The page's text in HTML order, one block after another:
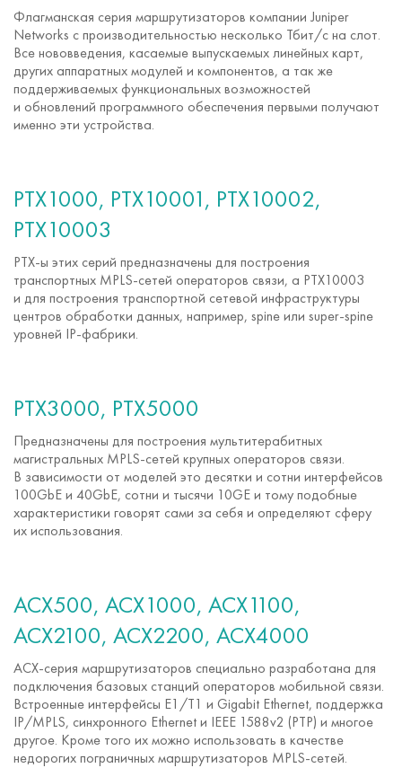
Флагманская серия маршрутизаторов компании Juniper
Networks с производительностью несколько Тбит/с на слот.
Все нововведения, касаемые выпускаемых линейных карт,
других аппаратных модулей и компонентов, а так же
поддерживаемых функциональных возможностей
и обновлений программного обеспечения первыми получают
именно эти устройства.
PTX1000, PTX10001, PTX10002,
PTX10003
PTX-ы этих серий предназначены для построения
транспортных MPLS-сетей операторов связи, а PTX10003
и для построения транспортной сетевой инфраструктуры
центров обработки данных, например, spine или super-spine
уровней IP-фабрики.
PTX3000, PTX5000
Предназначены для построения мультитерабитных
магистральных MPLS-сетей крупных операторов связи.
В зависимости от моделей это десятки и сотни интерфейсов
100GbE и 40GbE, сотни и тысячи 10GE и тому подобные
характеристики говорят сами за себя и определяют сферу
их использования.
ACX500, ACX1000, ACX1100,
ACX2100, ACX2200, ACX4000
ACX-серия маршрутизаторов специально разработана для
подключения базовых станций операторов мобильной связи.
Встроенные интерфейсы E1/T1 и Gigabit Ethernet, поддержка
IP/MPLS, синхронного Ethernet и IEEE 1588v2 (PTP) и многое
другое. Кроме того их можно использовать в качестве
недорогих пограничных маршрутизаторов MPLS-сетей.